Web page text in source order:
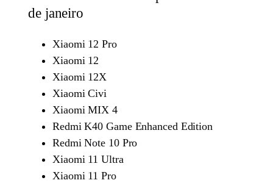
de janeiro
Xiaomi 12 Pro
Xiaomi 12
Xiaomi 12X
Xiaomi Civi
Xiaomi MIX 4
Redmi K40 Game Enhanced Edition
Redmi Note 10 Pro
Xiaomi 11 Ultra
Xiaomi 11 Pro